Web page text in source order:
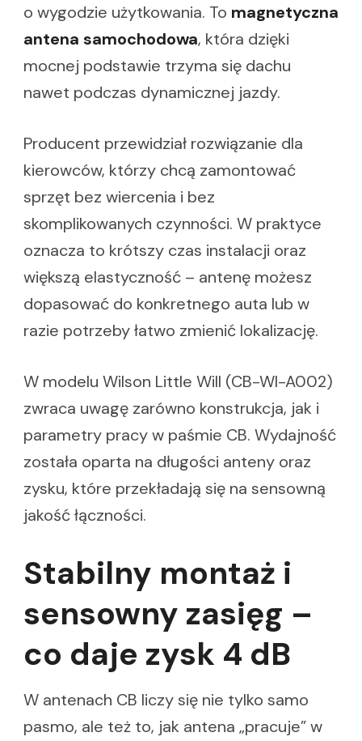
o wygodzie użytkowania. To magnetyczna
antena samochodowa, która dzięki
mocnej podstawie trzyma się dachu
nawet podczas dynamicznej jazdy.
Producent przewidział rozwiązanie dla
kierowców, którzy chcą zamontować
sprzęt bez wiercenia i bez
skomplikowanych czynności. W praktyce
oznacza to krótszy czas instalacji oraz
większą elastyczność – antenę możesz
dopasować do konkretnego auta lub w
razie potrzeby łatwo zmienić lokalizację.
W modelu Wilson Little Will (CB-WI-A002)
zwraca uwagę zarówno konstrukcja, jak i
parametry pracy w paśmie CB. Wydajność
została oparta na długości anteny oraz
zysku, które przekładają się na sensowną
jakość łączności.
Stabilny montaż i
sensowny zasięg –
co daje zysk 4 dB
W antenach CB liczy się nie tylko samo
pasmo, ale też to, jak antena „pracuje” w